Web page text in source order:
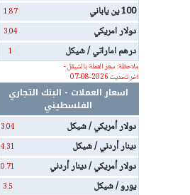
100 ين ياباني 1.87
دولار امريكي 3.04
درهم اماراتي / شيكل
1
ملاحظة: سعر العملة بالشيقل -
اخر تحديث 2026-08-07
اسعار العملات - البنك التجاري
الفلسطيني
دولار أمريكي / شيكل
3.04
دينار أردني / شيكل 4.31
دولار أمريكي / دينار أردني 0.71
يورو / شيكل 3.5